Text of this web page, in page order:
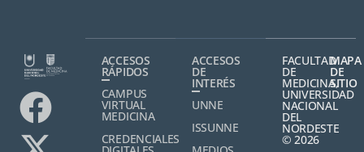
ACCESOS
RÁPIDOS
CAMPUS
VIRTUAL
MEDICINA
CREDENCIALES
ACCESOS
DE
INTERÉS
UNNE
ISSUNNE
FACULTAD
DE
MEDICINA,
UNIVERSIDAD
NACIONAL
DEL
NORDESTE
© 2026
MAPA
DE
SITIO